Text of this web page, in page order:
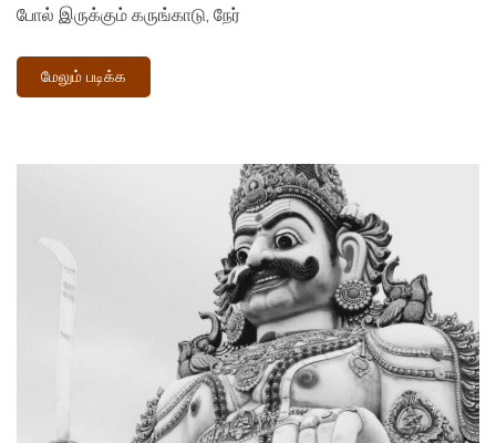
போல் இருக்கும் கருங்காடு, நேர்
மேலும் படிக்க